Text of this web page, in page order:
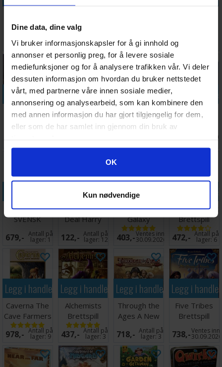
Dine data, dine valg
Vi bruker informasjonskapsler for å gi innhold og
annonser et personlig preg, for å levere sosiale
mediefunksjoner og for å analysere trafikken vår. Vi deler
dessuten informasjon om hvordan du bruker nettstedet
vårt, med partnerne våre innen sosiale medier,
annonsering og analysearbeid, som kan kombinere den
med annen informasjon du har gjort tilgjengelig for dem,
eller som de har samlet inn gjennom din bruk av
Googles retningslinjer for personvern
OK
Kun nødvendige
Palace
359,- Antall på
lager:5
Kittens Good
vs Evil - Norsk
275,- Antall på
lager:2 523,- Antall på
lager:3 68,-
Legg i handlekurven
Monopoly
Harry Potter
- SVENSK
Legg i handlekurven
Monopoly
Deal Harry
Potter -
Legg i handlekurven
Myrstacken -
SVENSK
Legg i
Scrabble
Original 2-i-1
Antall på
Monopoly -
SVENSK
679,- Antall på
lager:1
Legg i handlekurven
Monopoly
Deal Harry
Potter
Kortspill
122,- Antall på
lager: 12
Legg i handlekurven
Race for the
Galaxy
Brettspill
403,-Ventes inn
30.09.2026
Ingeniørspillet
Brettspill
472,- Antall på
lager:6
Legg i handlekurven
Caverna The
Cave Farmers
Brettspill
978,- Antall på
lager:9
Legg i handlekurven
Alchemists
Brettspill
437,- Antall på
lager:3
Legg i handlekurven
Through the
Ages A New
Story
Brettspill
718,- Antall på
lager:3
Legg i
Five Tribes
Brettspill
738,-Ventes inn
30.09.2026